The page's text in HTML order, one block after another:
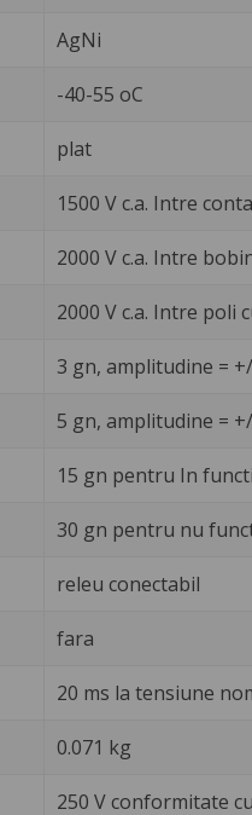
AgNi
-40-55 oC
plat
1500 V c.a. Intre
2000 V c.a. Intre
2000 V c.a. Intre poli
3 gn, amplitudine =
5 gn, amplitudine =
15 gn pentru In
30 gn pentru nu
releu conectabil
fara
20 ms la tensiune
0.071 kg
250 V conformitate